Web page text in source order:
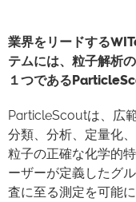
業界をリードする
テムには、粒子解析
１つである
ParticleScoutは、広
分類、分析、定量化
粒子の正確な化学的
ーザーが定義したグ
査に至る測定を可能